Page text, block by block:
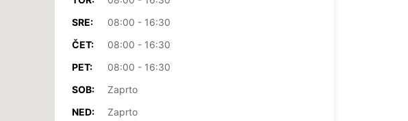
SRE:
08:00 - 16:30
ČET:
08:00 - 16:30
PET:
08:00 - 16:30
SOB:
Zaprto
NED:
Zaprto